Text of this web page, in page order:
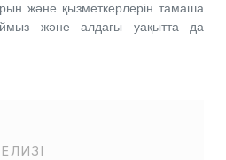
және қызметкерлерін тамаша
және алдағы уақытта да